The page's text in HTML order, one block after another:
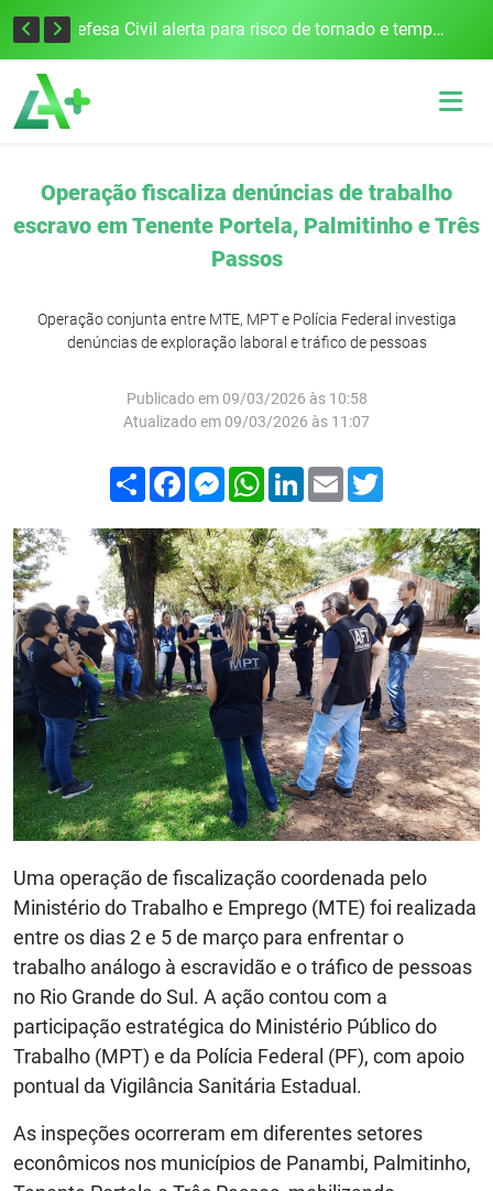
Justiça Eleitoral intensifica preparativos e faz alertas para as Eleições 2026 na 94ª Zona Eleitoral Defesa Civil alerta para risco de tornado e tempestades severas no RS entre esta quinta e sexta-feira
Operação fiscaliza denúncias de trabalho
escravo em Tenente Portela, Palmitinho e Três
Passos
Operação conjunta entre MTE, MPT e Polícia Federal investiga
denúncias de exploração laboral e tráfico de pessoas
Publicado em 09/03/2026 às 10:58
Atualizado em 09/03/2026 às 11:07
Compartilhar
FacebookMessenger
WhatsApp
LinkedIn
Email
Uma operação de fiscalização coordenada pelo
Ministério do Trabalho e Emprego (MTE) foi realizada
entre os dias 2 e 5 de março para enfrentar o
trabalho análogo à escravidão e o tráfico de pessoas
no Rio Grande do Sul. A ação contou com a
participação estratégica do Ministério Público do
Trabalho (MPT) e da Polícia Federal (PF), com apoio
pontual da Vigilância Sanitária Estadual.
As inspeções ocorreram em diferentes setores
econômicos nos municípios de Panambi, Palmitinho,